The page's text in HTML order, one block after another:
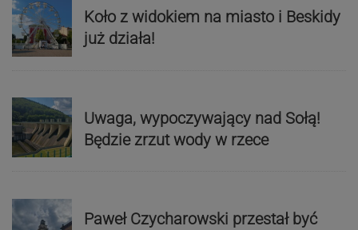
Koło z widokiem na miasto i Beskidy
już działa!
Uwaga, wypoczywający nad Sołą!
Będzie zrzut wody w rzece
Paweł Czycharowski przestał być